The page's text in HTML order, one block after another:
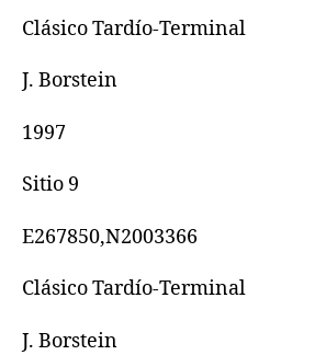
Clásico Tardío-Terminal
J. Borstein
1997
Sitio 9
E267850,N2003366
Clásico Tardío-Terminal
J. Borstein